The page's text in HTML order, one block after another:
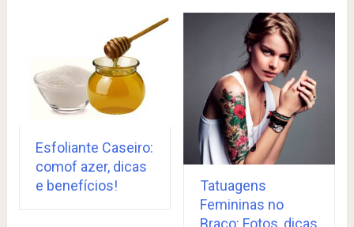
Esfoliante Caseiro:
comof azer, dicas
e benefícios!
Tatuagens
Femininas no
Braço: Fotos, dicas